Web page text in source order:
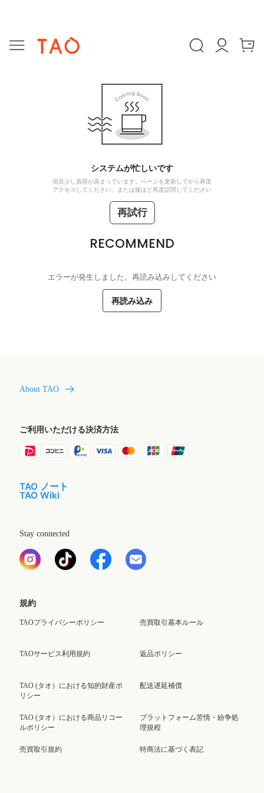
システムが忙しいです
現在少し負荷が高まっています。ページを更新してから再度
アクセスしてください、または後ほど再度訪問してください
再試行
RECOMMEND
エラーが発生しました。再読み込みしてください
再読み込み
About TAO
ご利用いただける決済方法
TAO ノート
TAO Wiki
Stay connected
規約
TAOプライバシーポリシー
TAOサービス利用規約
TAO (タオ）における知的財産ポ
リシー
TAO (タオ）における商品リコー
ルポリシー
売買取引規約
売買取引基本ルール
返品ポリシー
配送遅延補償
プラットフォーム苦情・紛争処
理規程
特商法に基づく表記